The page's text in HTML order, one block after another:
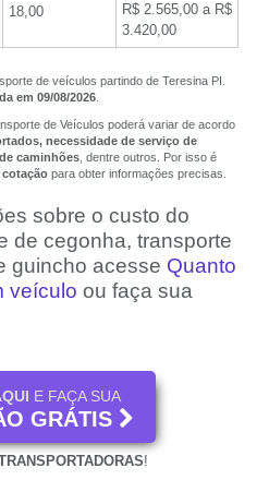
18,00
R$ 2.565,00 a R$
3.420,00
de veículos partindo de Teresina PI.
em 09/08/2026.
de Veículos poderá variar de acordo
necessidade de serviço de
caminhões , dentre outros. Por isso é
cotação para obter informações precisas.
sobre o custo do
de cegonha, transporte
guincho acesse Quanto
veículo ou faça sua
E FAÇA SUA
GRÁTIS
!